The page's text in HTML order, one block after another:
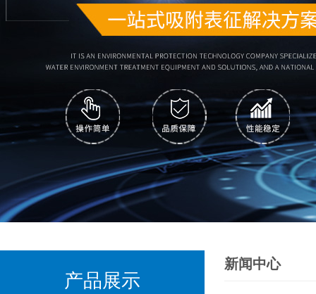
产品展示
新闻中心